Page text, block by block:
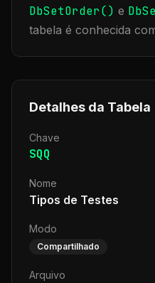
DbSetOrder() e
tabela é conhecida
Detalhes da Tabela
Chave
SQQ
Nome
Tipos de Testes
Modo
Compartilhado
Arquivo